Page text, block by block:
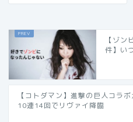
【ゾン
件】い
【コトダマン】進撃の巨人コラボ
10連14回でリヴァイ降臨